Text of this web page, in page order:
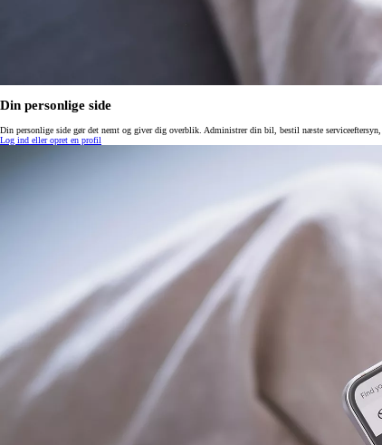
Fra kr. 349.990
Din personlige side
Din personlige side gør det nemt og giver dig overblik. Administrer din bil, bestil næste
Log ind eller opret en profil